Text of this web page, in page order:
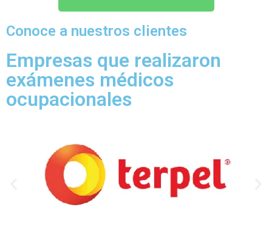
Conoce a nuestros clientes
Empresas que realizaron
exámenes médicos
ocupacionales